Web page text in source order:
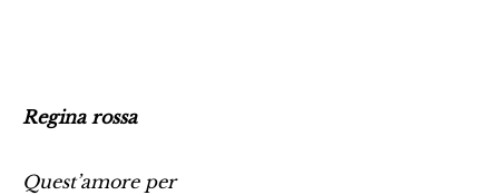
Regina rossa
Quest’amore per